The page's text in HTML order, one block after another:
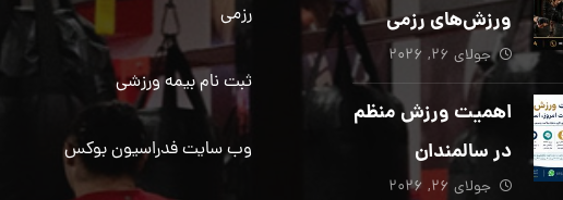
ورزش‌های رزمی
بیش از هر زمان
دیگری ضروری
است؟
جولای ۲۶, ۲۰۲۶
اهمیت ورزش منظم
در سالمندان
جولای ۲۶, ۲۰۲۶
رزمی
ثبت نام بیمه ورزشی
وب سایت فدراسیون بوکس